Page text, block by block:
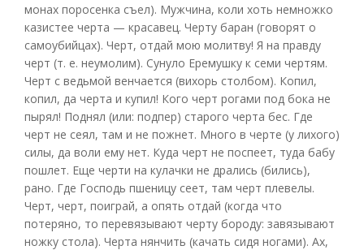
монах поросенка съел). Мужчина, коли хоть немножко
казистее черта — красавец. Черту баран (говорят о
самоубийцах). Черт, отдай мою молитву! Я на правду
черт (т. е. неумолим). Сунуло Еремушку к семи чертям.
Черт с ведьмой венчается (вихорь столбом). Копил,
копил, да черта и купил! Кого черт рогами под бока не
пырял! Поднял (или: подпер) старого черта бес. Где
черт не сеял, там и не пожнет. Много в черте (у лихого)
силы, да воли ему нет. Куда черт не поспеет, туда бабу
пошлет. Еще черти на кулачки не дрались (бились),
рано. Где Господь пшеницу сеет, там черт плевелы.
Черт, черт, поиграй, а опять отдай (когда что
потеряно, то перевязывают черту бороду: завязывают
ножку стола). Черта нянчить (качать сидя ногами). Ах,